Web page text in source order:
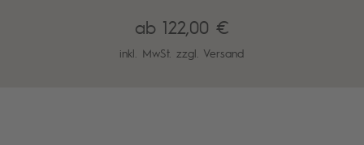
ab 122,00 €
inkl. MwSt. zzgl. Versand